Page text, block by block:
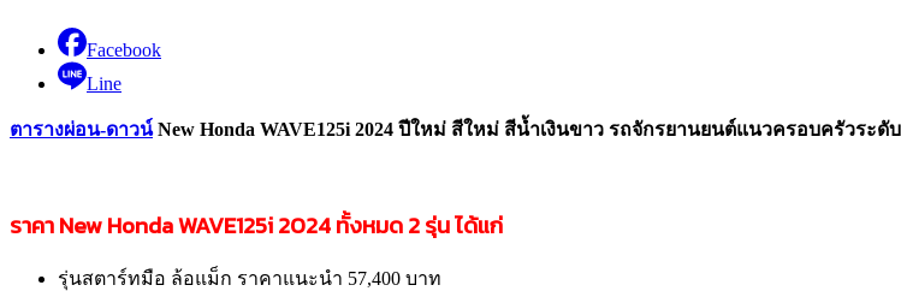
Facebook
Line
ตารางผ่อน-ดาวน์New Honda WAVE125i 2024 ปีใหม่ สีใหม่ สีน้ำเงินขาว รถจักรยานยนต์แนวครอบครัวร
ราคา New Honda WAVE125i 2024 ทั้งหมด 2 รุ่น ได้แก่
รุ่นสตาร์ทมือ ล้อแม็ก ราคาแนะนำ 57,400 บาท